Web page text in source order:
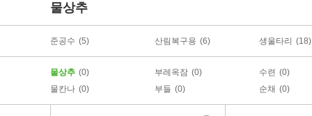
물상추
준공수 (5) 산림복구용 (6) 생울타리 (18)
물상추 (0) 부레옥잠 (0) 수련 (0)
물칸나 (0) 부들 (0) 순채 (0)